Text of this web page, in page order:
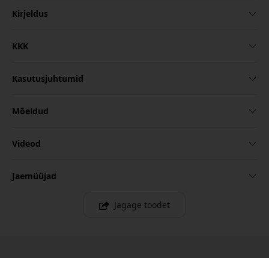
Kirjeldus
KKK
Kasutusjuhtumid
Mõeldud
Videod
Jaemüüjad
Jagage toodet